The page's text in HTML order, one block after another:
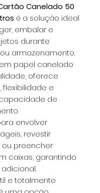
Canelado 50
é a solução ideal
embalar e
durante
armazenamento.
papel canelado
oferece
flexibilidade e
de
envolver
revestir
ou preencher
caixas, garantindo
e totalmente